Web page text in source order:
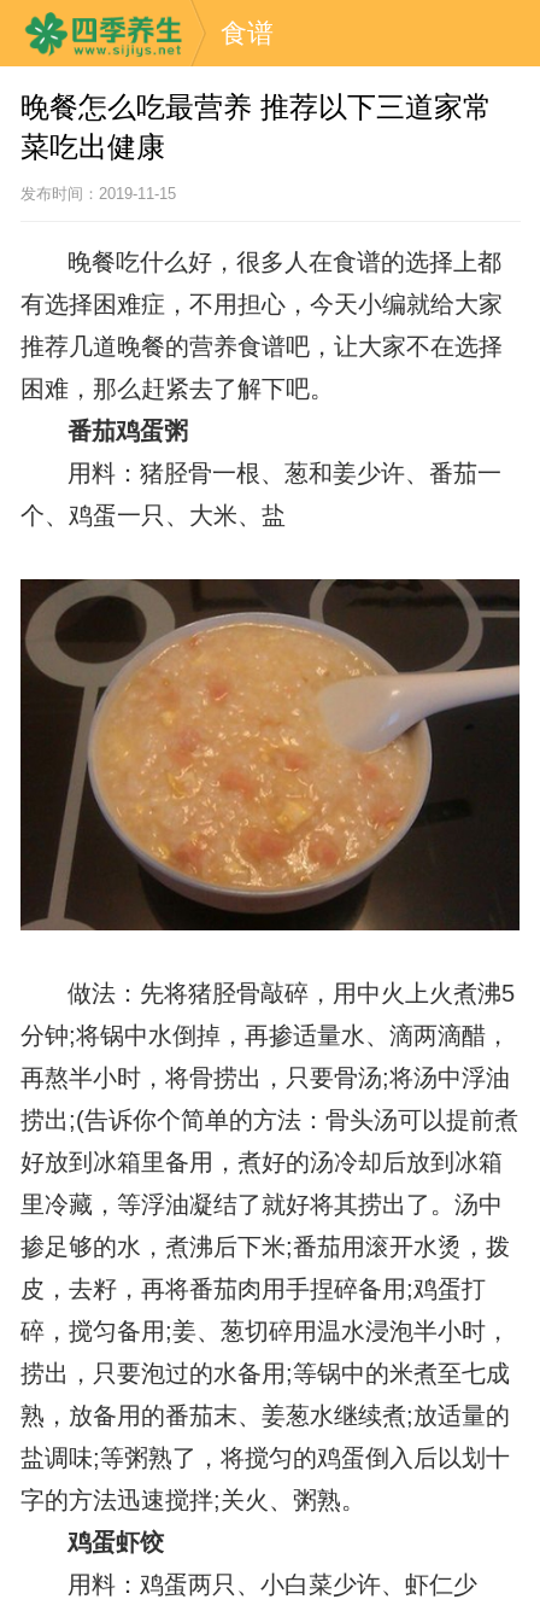
食谱
晚餐怎么吃最营养 推荐以下三道家常
菜吃出健康
发布时间：2019-11-15
晚餐吃什么好，很多人在食谱的选择上都
有选择困难症，不用担心，今天小编就给大家
推荐几道晚餐的营养食谱吧，让大家不在选择
困难，那么赶紧去了解下吧。
番茄鸡蛋粥
用料：猪胫骨一根、葱和姜少许、番茄一
个、鸡蛋一只、大米、盐
做法：先将猪胫骨敲碎，用中火上火煮沸5
分钟;将锅中水倒掉，再掺适量水、滴两滴醋，
再熬半小时，将骨捞出，只要骨汤;将汤中浮油
捞出;(告诉你个简单的方法：骨头汤可以提前煮
好放到冰箱里备用，煮好的汤冷却后放到冰箱
里冷藏，等浮油凝结了就好将其捞出了。汤中
掺足够的水，煮沸后下米;番茄用滚开水烫，拨
皮，去籽，再将番茄肉用手捏碎备用;鸡蛋打
碎，搅匀备用;姜、葱切碎用温水浸泡半小时，
捞出，只要泡过的水备用;等锅中的米煮至七成
熟，放备用的番茄末、姜葱水继续煮;放适量的
盐调味;等粥熟了，将搅匀的鸡蛋倒入后以划十
字的方法迅速搅拌;关火、粥熟。
鸡蛋虾饺
用料：鸡蛋两只、小白菜少许、虾仁少